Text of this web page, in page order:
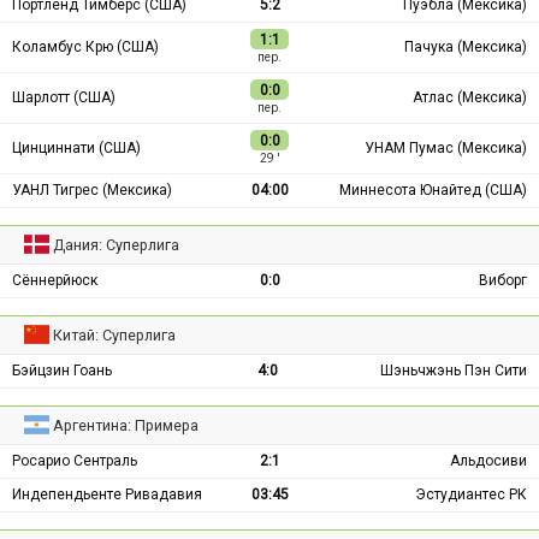
Портленд Тимберс (США) 5:2 Пуэбла (Мексика)
Коламбус Крю (США) 1:1
пер.
Пачука (Мексика)
Шарлотт (США) 0:0
пер.
Атлас (Мексика)
Цинциннати (США) 0:0
29 ′
УНАМ Пумас (Мексика)
УАНЛ Тигрес (Мексика) 04:00 Миннесота Юнайтед (США)
Дания: Суперлига
Сённерйюск 0:0 Виборг
Китай: Суперлига
Бэйцзин Гоань 4:0 Шэньчжэнь Пэн Сити
Аргентина: Примера
Росарио Сентраль 2:1
Альдосиви
Индепендьенте Ривадавия
03:45 Эстудиантес РК